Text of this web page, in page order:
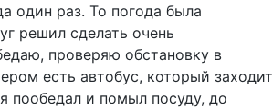
один раз. То погода была
решил сделать очень
проверяю обстановку в
есть автобус, который заходит
пообедал и помыл посуду, до